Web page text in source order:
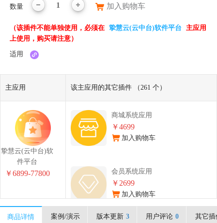
数量 1 加入购物车
（该插件不能单独使用，必须在 挚慧云(云中台)软件平台
主应用
上使用，购买请注意）
适用
主应用
挚慧云(云中台)软
件平台
￥6899-77800
该主应用的其它插件 （261 个）
商城系统应用
￥4699
加入购物车
会员系统应用
￥2699
加入购物车
商品详情 案例/演示 版本更新 3 用户评论 0 其它